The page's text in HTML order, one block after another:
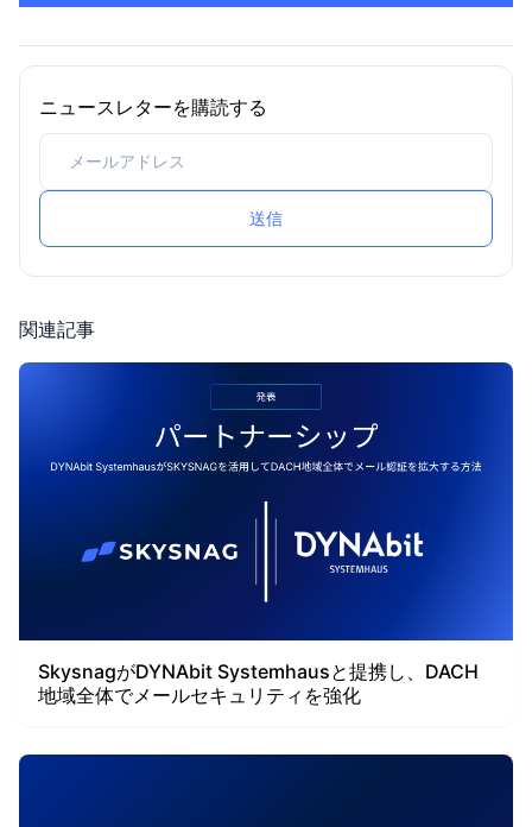
ニュースレターを購読する
送信
関連記事
SkysnagがDYNAbit Systemhausと提携し、DACH
地域全体でメールセキュリティを強化